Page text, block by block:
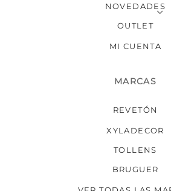
NOVEDADES
OUTLET
MI CUENTA
MARCAS
REVETÓN
XYLADECOR
TOLLENS
BRUGUER